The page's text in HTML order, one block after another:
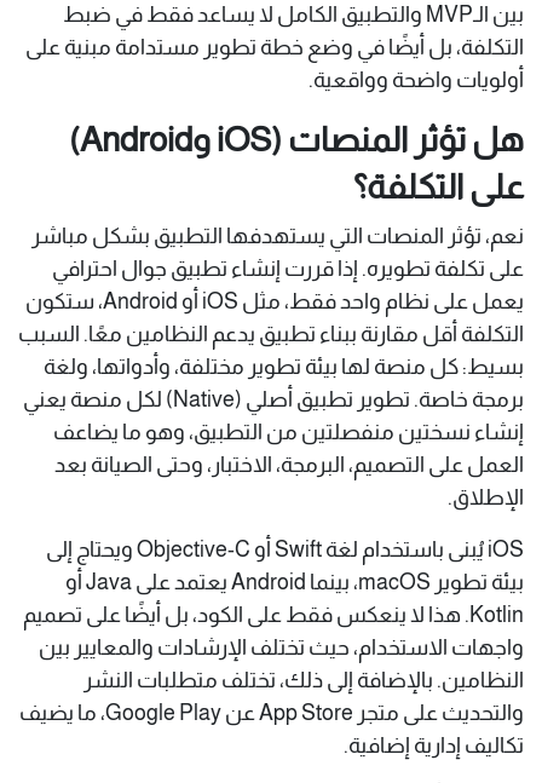
بين الـMVP والتطبيق الكامل لا يساعد فقط في ضبط
التكلفة، بل أيضًا في وضع خطة تطوير مستدامة مبنية على
أولويات واضحة وواقعية.
هل تؤثر المنصات (iOS وAndroid)
على التكلفة؟
نعم، تؤثر المنصات التي يستهدفها التطبيق بشكل مباشر
على تكلفة تطويره. إذا قررت إنشاء تطبيق جوال احترافي
يعمل على نظام واحد فقط، مثل iOS أو Android، ستكون
التكلفة أقل مقارنة ببناء تطبيق يدعم النظامين معًا. السبب
بسيط: كل منصة لها بيئة تطوير مختلفة، وأدواتها، ولغة
برمجة خاصة. تطوير تطبيق أصلي (Native) لكل منصة يعني
إنشاء نسختين منفصلتين من التطبيق، وهو ما يضاعف
العمل على التصميم، البرمجة، الاختبار، وحتى الصيانة بعد
الإطلاق.
iOS يُبنى باستخدام لغة Swift أو Objective-C ويحتاج إلى
بيئة تطوير macOS، بينما Android يعتمد على Java أو
Kotlin. هذا لا ينعكس فقط على الكود، بل أيضًا على تصميم
واجهات الاستخدام، حيث تختلف الإرشادات والمعايير بين
النظامين. بالإضافة إلى ذلك، تختلف متطلبات النشر
والتحديث على متجر App Store عن Google Play، ما يضيف
تكاليف إدارية إضافية.